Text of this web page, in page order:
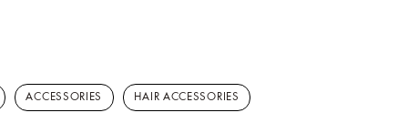
ACCESSORIES HAIR ACCESSORIES